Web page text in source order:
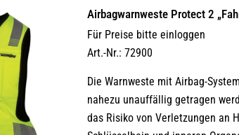
Airbagwarnweste Protect 2
Für Preise bitte einloggen
Art.-Nr.: 72900
Die Warnweste mit Airbag-
nahezu unauffällig getragen
das Risiko von Verletzungen an